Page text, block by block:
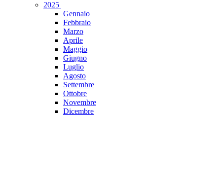
2025
Gennaio
Febbraio
Marzo
Aprile
Maggio
Giugno
Luglio
Agosto
Settembre
Ottobre
Novembre
Dicembre